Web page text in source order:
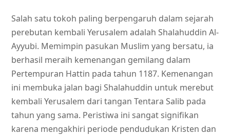
Salah satu tokoh paling berpengaruh dalam sejarah
perebutan kembali Yerusalem adalah Shalahuddin Al-
Ayyubi. Memimpin pasukan Muslim yang bersatu, ia
berhasil meraih kemenangan gemilang dalam
Pertempuran Hattin pada tahun 1187. Kemenangan
ini membuka jalan bagi Shalahuddin untuk merebut
kembali Yerusalem dari tangan Tentara Salib pada
tahun yang sama. Peristiwa ini sangat signifikan
karena mengakhiri periode pendudukan Kristen dan